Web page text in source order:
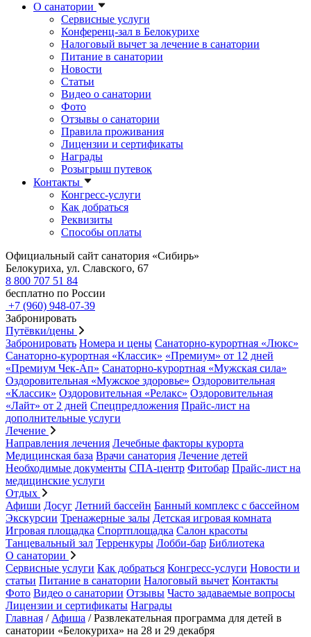
О санатории
Сервисные услуги
Конференц-зал в Белокурихе
Налоговый вычет за лечение в санатории
Питание в санатории
Новости
Статьи
Видео о санатории
Фото
Отзывы о санатории
Правила проживания
Лицензии и сертификаты
Награды
Розыгрыш путевок
Контакты
Конгресс-услуги
Как добраться
Реквизиты
Способы оплаты
Официальный сайт санатория «Сибирь»
Белокуриха, ул. Славского, 67
8 800 707 51 84
бесплатно по России
+7 (960) 948-07-39
Забронировать
Путёвки/цены
Забронировать Номера и цены Санаторно-курортная «Люкс»
Санаторно-курортная «Классик» «Премиум» от 12 дней
«Премиум Чек-Ап» Санаторно-курортная «Мужская сила»
Оздоровительная «Мужское здоровье» Оздоровительная
«Классик» Оздоровительная «Релакс» Оздоровительная
«Лайт» от 2 дней Спецпредложения Прайс-лист на
дополнительные услуги
Лечение
Направления лечения Лечебные факторы курорта
Медицинская база Врачи санатория Лечение детей
Необходимые документы СПА-центр Фитобар Прайс-лист на
медицинские услуги
Отдых
Афиши Досуг Летний бассейн Банный комплекс с бассейном
Экскурсии Тренажерные залы Детская игровая комната
Игровая площадка Спортплощадка Салон красоты
Танцевальный зал Терренкуры Лобби-бар Библиотека
О санатории
Сервисные услуги Как добраться Конгресс-услуги Новости и
статьи Питание в санатории Налоговый вычет Контакты
Фото Видео о санатории Отзывы Часто задаваемые вопросы
Лицензии и сертификаты Награды
Главная / Афиша /Развлекательная программа для детей в
санатории «Белокуриха» на 28 и 29 декабря